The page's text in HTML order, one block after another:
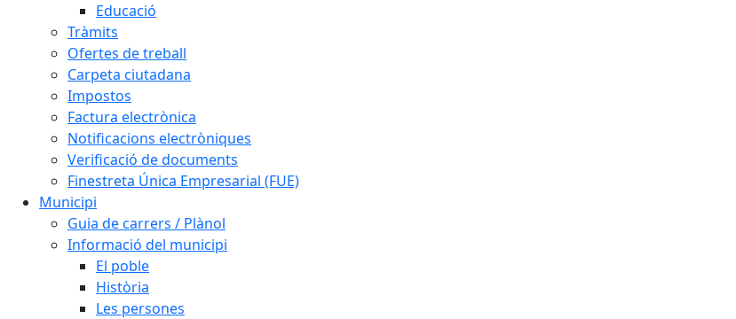
Educació
Tràmits
Ofertes de treball
Carpeta ciutadana
Impostos
Factura electrònica
Notificacions electròniques
Verificació de documents
Finestreta Única Empresarial (FUE)
Municipi
Guia de carrers / Plànol
Informació del municipi
El poble
Història
Les persones